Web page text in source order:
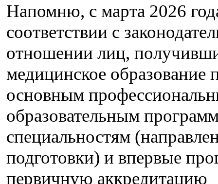
Напомню, с марта 2026
соответствии с
отношении лиц,
медицинское образование
основным
образовательным
специальностям
подготовки) и впервые
первичную аккредитацию